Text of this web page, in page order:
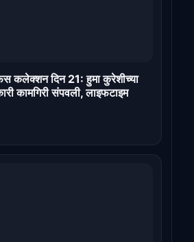
कलेक्शन दिन 21: हुमा कुरेशीच्या
कामगिरी संपवली, लाइफटाइम